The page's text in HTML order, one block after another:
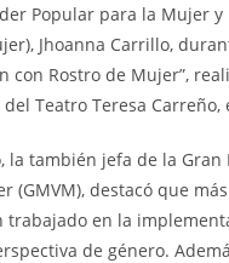
Popular para la Mujer y
Jhoanna Carrillo,
con Rostro de Mujer”,
del Teatro Teresa Carreño,
la también jefa de la Gran
(GMVM), destacó que
trabajado en la
de género.